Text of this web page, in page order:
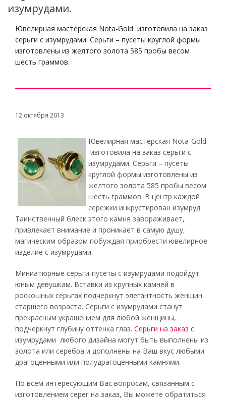
изумрудами.
Ювелирная мастерская Nota-Gold изготовила на заказ
серьги с изумрудами. Серьги – пусеты круглой формы
изготовлены из желтого золота 585 пробы весом
шесть граммов.
12 октября 2013
Ювелирная мастерская Nota-Gold
изготовила на заказ серьги с
изумрудами. Серьги – пусеты
круглой формы изготовлены из
желтого золота 585 пробы весом
шесть граммов. В центр каждой
сережки инкрустирован изумруд.
Таинственный блеск этого камня завораживает,
привлекает внимание и проникает в самую душу,
магическим образом побуждая приобрести ювелирное
изделие с изумрудами.
Миниатюрные серьги-пусеты с изумрудами подойдут
юным девушкам. Вставки из крупных камней в
роскошных серьгах подчеркнут элегантность женщин
старшего возраста. Серьги с изумрудами станут
прекрасным украшением для любой женщины,
подчеркнут глубину оттенка глаз. Серьги на заказ с
изумрудами любого дизайна могут быть выполнены из
золота или серебра и дополнены на Ваш вкус любыми
драгоценными или полудрагоценными камнями.
По всем интересующим Вас вопросам, связанным с
изготовлением серег на заказ, Вы можете обратиться